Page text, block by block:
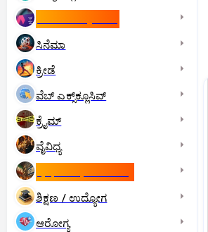
ಸಿನೆಮಾ
ಕ್ರೀಡೆ
ವೆಬ್ ಎಕ್ಸ್‌ಕ್ಲೂಸಿವ್
ಕ್ರೈಮ್
ವೈವಿಧ್ಯ
ಶಿಕ್ಷಣ / ಉದ್ಯೋಗ
ಆರೋಗ್ಯ